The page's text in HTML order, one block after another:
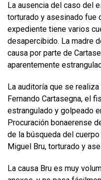
La ausencia del caso del
torturado y asesinado fue
expediente tiene varios
desapercibido. La madre
causa por parte de
aparentemente
La auditoría que se
Fernando Cartasegna, el
estrangulado y golpeado
Procuración bonaerense
de la búsqueda del
Miguel Bru, torturado y
La causa Bru es muy